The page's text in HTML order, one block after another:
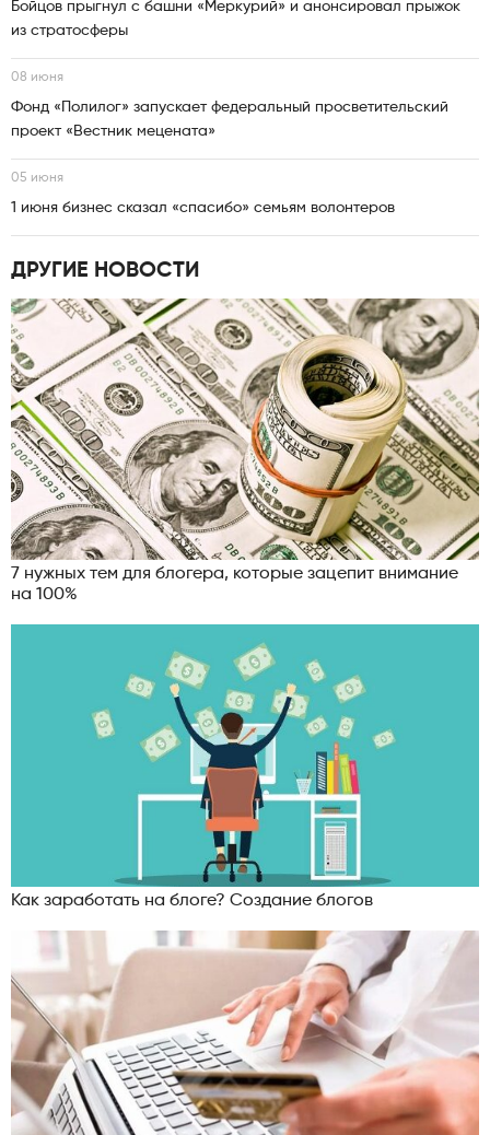
Бойцов прыгнул с башни «Меркурий» и анонсировал прыжок
из стратосферы
08 июня
Фонд «Полилог» запускает федеральный просветительский
проект «Вестник мецената»
05 июня
1 июня бизнес сказал «спасибо» семьям волонтеров
ДРУГИЕ НОВОСТИ
7 нужных тем для блогера, которые зацепит внимание
на 100%
Как заработать на блоге? Создание блогов